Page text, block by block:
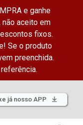
e ganhe
não aceito em
fixos.
Se o produto
preenchida.
já nosso APP